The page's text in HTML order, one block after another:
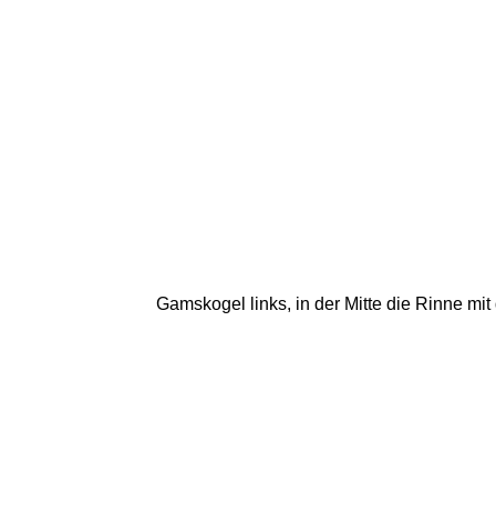
Gamskogel links, in der Mitte die Rinne